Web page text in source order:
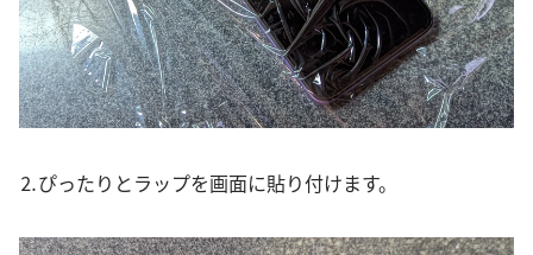
⒉ぴったりとラップを画面に貼り付けます。